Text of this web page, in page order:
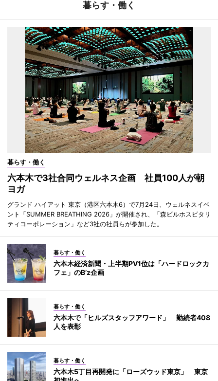
暮らす・働く
暮らす・働く
六本木で3社合同ウェルネス企画 社員100人が朝
ヨガ
グランド ハイアット 東京（港区六本木6）で7月24日、ウェルネスイベ
ント「SUMMER BREATHING 2026」が開催され、「森ビルホスピタリ
ティコーポレーション」など3社の社員らが参加した。
暮らす・働く
六本木経済新聞・上半期PV1位は「ハードロックカ
フェ」のB’z企画
暮らす・働く
六本木で「ヒルズスタッフアワード」 勤続者408
人を表彰
暮らす・働く
六本木5丁目再開発に「ローズウッド東京」 東京